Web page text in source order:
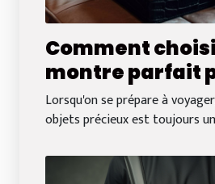
Comment
montre parfait
voyages
Lorsqu'on se prépare à
objets précieux est toujours